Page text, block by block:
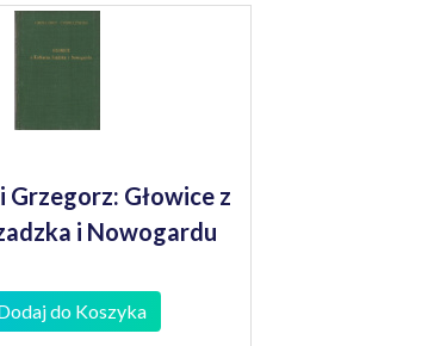
Grzegorz: Głowice z
i Nowogardu
do Koszyka